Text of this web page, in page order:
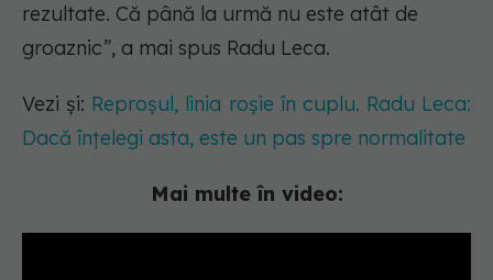
rezultate. Că până la urmă nu este atât de
groaznic”, a mai spus Radu Leca.
Vezi și: Reproșul, linia roșie în cuplu. Radu Leca:
Dacă înțelegi asta, este un pas spre normalitate
Mai multe în video: